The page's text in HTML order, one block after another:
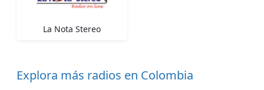
La Nota Stereo
Explora más radios en Colombia